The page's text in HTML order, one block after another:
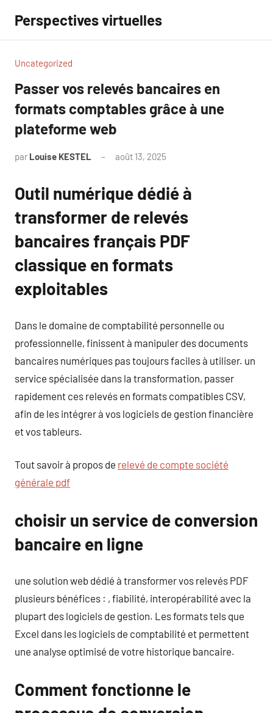
contenu
Perspectives virtuelles
Uncategorized
Passer vos relevés bancaires en
formats comptables grâce à une
plateforme web
par Louise KESTEL août 13, 2025
Outil numérique dédié à
transformer de relevés
bancaires français PDF
classique en formats
exploitables
Dans le domaine de comptabilité personnelle ou
professionnelle, finissent à manipuler des documents
bancaires numériques pas toujours faciles à utiliser. un
service spécialisée dans la transformation, passer
rapidement ces relevés en formats compatibles CSV,
afin de les intégrer à vos logiciels de gestion financière
et vos tableurs.
Tout savoir à propos de relevé de compte société
générale pdf
choisir un service de conversion
bancaire en ligne
une solution web dédié à transformer vos relevés PDF
plusieurs bénéfices : , fiabilité, interopérabilité avec la
plupart des logiciels de gestion. Les formats tels que
Excel dans les logiciels de comptabilité et permettent
une analyse optimisé de votre historique bancaire.
Comment fonctionne le